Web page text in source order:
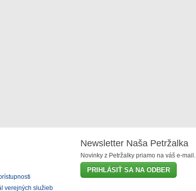
verejných služieb
Newsletter Naša Petržalka
Novinky z Petržalky priamo na váš e-mail.
PRIHLÁSIŤ SA NA ODBER